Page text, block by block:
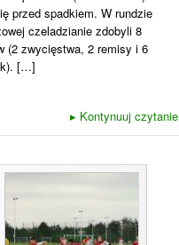
przed spadkiem. W rundzie
czeladzianie zdobyli 8
(2 zwycięstwa, 2 remisy i 6
[…]
▸ Kontynuuj czytanie